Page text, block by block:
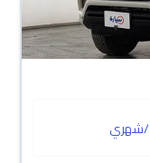
/شهري